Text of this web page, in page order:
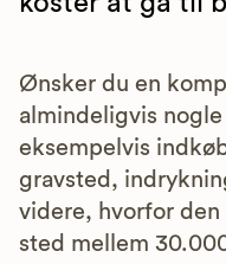
Ønsker du en
almindeligvis
eksempelvis
gravsted,
videre, hvorfor
sted mellem